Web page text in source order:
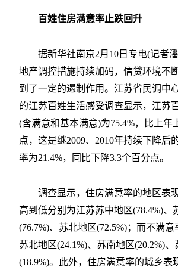
百姓住房满意率止跌回升
据新华社南京2月10日专电(记者
地产调控措施持续加码，信贷环境不
到了一定的遏制作用。江苏省民调中
的江苏百姓生活感受调查显示，江苏
(含满意和基本满意)为75.4%，比上年
点，这是继2009、2010年持续下降后
率为21.4%，同比下降3.3个百分点。
调查显示，住房满意率的地区表
高到低分别为江苏苏中地区(78.4%)、
(76.7%)、苏北地区(72.5%)；而不满
苏北地区(24.1%)、苏南地区(20.2%)、
(18.9%)。此外，住房满意率的城乡表